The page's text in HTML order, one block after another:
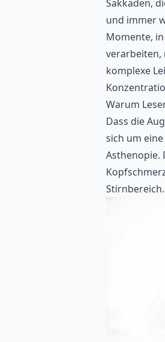
Sakkaden,
und immer
Momente,
verarbeiten,
komplexe
Warum
Dass die
sich um
Asthenopie.
Stirnbereich.